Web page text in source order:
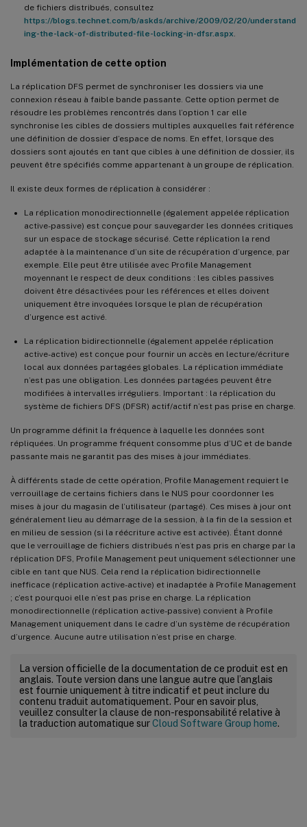
de fichiers distribués, consultez
https://blogs.technet.com/b/askds/archive/2009/02/20/understand
ing-the-lack-of-distributed-file-locking-in-dfsr.aspx
Implémentation de cette option
La réplication DFS permet de synchroniser les dossiers via une
connexion réseau à faible bande passante. Cette option permet de
résoudre les problèmes rencontrés dans l’option 1 car elle
synchronise les cibles de dossiers multiples auxquelles fait référence
une définition de dossier d’espace de noms. En effet, lorsque des
dossiers sont ajoutés en tant que cibles à une définition de dossier, ils
peuvent être spécifiés comme appartenant à un groupe de réplication.
Il existe deux formes de réplication à considérer :
La réplication monodirectionnelle (également appelée réplication
active-passive) est conçue pour sauvegarder les données critiques
sur un espace de stockage sécurisé. Cette réplication la rend
adaptée à la maintenance d’un site de récupération d’urgence, par
exemple. Elle peut être utilisée avec Profile Management
moyennant le respect de deux conditions : les cibles passives
doivent être désactivées pour les références et elles doivent
uniquement être invoquées lorsque le plan de récupération
d’urgence est activé.
La réplication bidirectionnelle (également appelée réplication
active-active) est conçue pour fournir un accès en lecture/écriture
local aux données partagées globales. La réplication immédiate
n’est pas une obligation. Les données partagées peuvent être
modifiées à intervalles irréguliers. Important : la réplication du
système de fichiers DFS (DFSR) actif/actif n’est pas prise en charge.
Un programme définit la fréquence à laquelle les données sont
répliquées. Un programme fréquent consomme plus d’UC et de bande
passante mais ne garantit pas des mises à jour immédiates.
À différents stade de cette opération, Profile Management requiert le
verrouillage de certains fichiers dans le NUS pour coordonner les
mises à jour du magasin de l’utilisateur (partagé). Ces mises à jour ont
généralement lieu au démarrage de la session, à la fin de la session et
en milieu de session (si la réécriture active est activée). Étant donné
que le verrouillage de fichiers distribués n’est pas pris en charge par la
réplication DFS, Profile Management peut uniquement sélectionner une
cible en tant que NUS. Cela rend la réplication bidirectionnelle
inefficace (réplication active-active) et inadaptée à Profile Management
; c’est pourquoi elle n’est pas prise en charge. La réplication
monodirectionnelle (réplication active-passive) convient à Profile
Management uniquement dans le cadre d’un système de récupération
d’urgence. Aucune autre utilisation n’est prise en charge.
La version officielle de la documentation de ce produit est en
anglais. Toute version dans une langue autre que l’anglais
est fournie uniquement à titre indicatif et peut inclure du
contenu traduit automatiquement. Pour en savoir plus,
veuillez consulter la clause de non-responsabilité relative à
la traduction automatique surCloud Software Group home.